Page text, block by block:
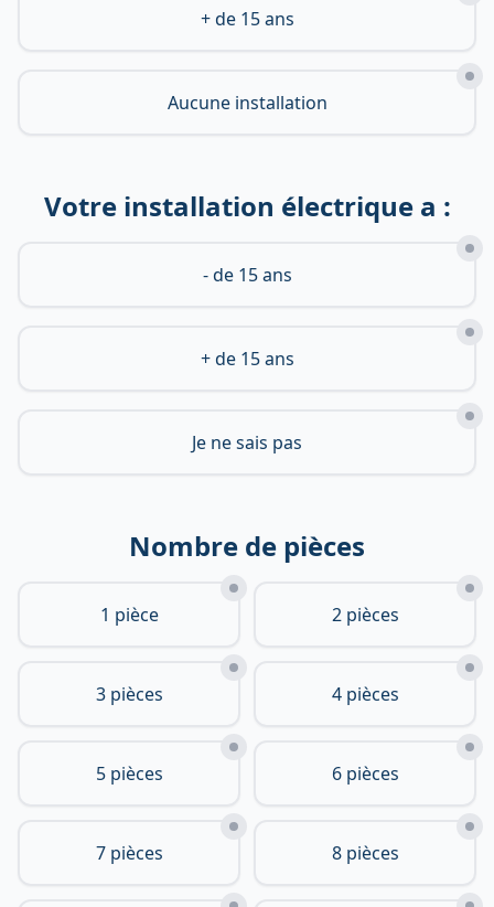
+ de 15 ans
Aucune installation
Votre installation électrique a :
- de 15 ans
+ de 15 ans
Je ne sais pas
Nombre de pièces
1 pièce 2 pièces
3 pièces 4 pièces
5 pièces 6 pièces
7 pièces 8 pièces